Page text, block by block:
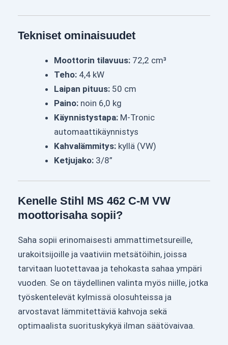
Tekniset ominaisuudet
Moottorin tilavuus: 72,2 cm³
Teho: 4,4 kW
Laipan pituus: 50 cm
Paino: noin 6,0 kg
Käynnistystapa: M-Tronic
automaattikäynnistys
Kahvalämmitys: kyllä (VW)
Ketjujako: 3/8”
Kenelle Stihl MS 462 C-M VW
moottorisaha sopii?
Saha sopii erinomaisesti ammattimetsureille,
urakoitsijoille ja vaativiin metsätöihin, joissa
tarvitaan luotettavaa ja tehokasta sahaa ympäri
vuoden. Se on täydellinen valinta myös niille, jotka
työskentelevät kylmissä olosuhteissa ja
arvostavat lämmitettäviä kahvoja sekä
optimaalista suorituskykyä ilman säätövaivaa.